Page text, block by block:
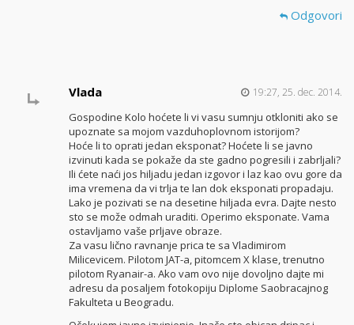
Odgovori
Vlada 19:27, 25. dec. 2014.
Gospodine Kolo hoćete li vi vasu sumnju otkloniti ako se
upoznate sa mojom vazduhoplovnom istorijom?
Hoće li to oprati jedan eksponat? Hoćete li se javno
izvinuti kada se pokaže da ste gadno pogresili i zabrljali?
Ili ćete naći jos hiljadu jedan izgovor i laz kao ovu gore da
ima vremena da vi trlja te lan dok eksponati propadaju.
Lako je pozivati se na desetine hiljada evra. Dajte nesto
sto se može odmah uraditi. Operimo eksponate. Vama
ostavljamo vaše prljave obraze.
Za vasu lično ravnanje prica te sa Vladimirom
Milicevicem. Pilotom JAT-a, pitomcem X klase, trenutno
pilotom Ryanair-a. Ako vam ovo nije dovoljno dajte mi
adresu da posaljem fotokopiju Diplome Saobracajnog
Fakulteta u Beogradu.